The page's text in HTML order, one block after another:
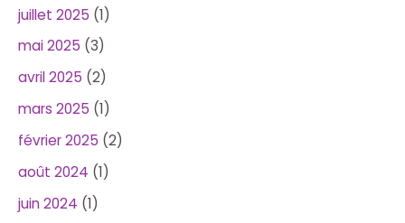
juillet 2025 (1)
mai 2025 (3)
avril 2025 (2)
mars 2025 (1)
février 2025 (2)
août 2024 (1)
juin 2024 (1)